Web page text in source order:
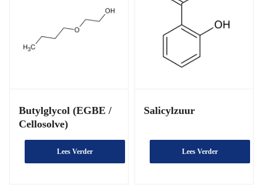
Butylglycol (EGBE /
Cellosolve)
Lees Verder
Salicylzuur
Lees Verder